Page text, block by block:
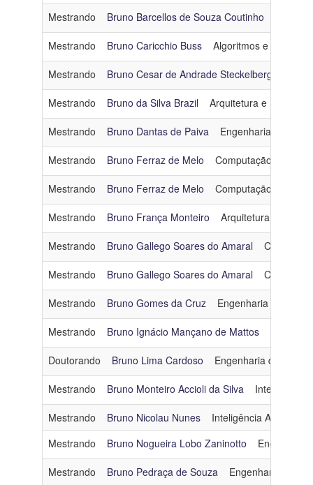
Mestrando Bruno Barcellos de Souza Coutinho
Mestrando Bruno Caricchio Buss Algoritmos e
Mestrando Bruno Cesar de Andrade Steckelberg
Mestrando Bruno da Silva Brazil Arquitetura e
Mestrando Bruno Dantas de Paiva Engenharia de
Mestrando Bruno Ferraz de Melo Computação Gráfica
Mestrando Bruno Ferraz de Melo Computação Gráfica
Mestrando Bruno França Monteiro Arquitetura e
Mestrando Bruno Gallego Soares do Amaral
Mestrando Bruno Gallego Soares do Amaral
Mestrando Bruno Gomes da Cruz Engenharia de
Mestrando Bruno Ignácio Mançano de Mattos
Doutorando Bruno Lima Cardoso Engenharia de
Mestrando Bruno Monteiro Accioli da Silva Inteligência
Mestrando Bruno Nicolau Nunes Inteligência Artificial
Mestrando
Bruno Nogueira Lobo Zaninotto Engenharia
Mestrando Bruno Pedraça de Souza Engenharia de